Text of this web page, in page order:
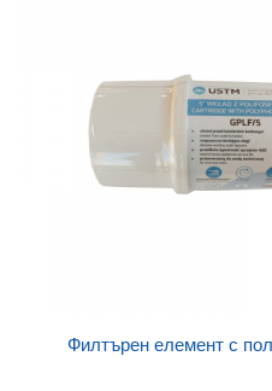
Филтърен елемент с